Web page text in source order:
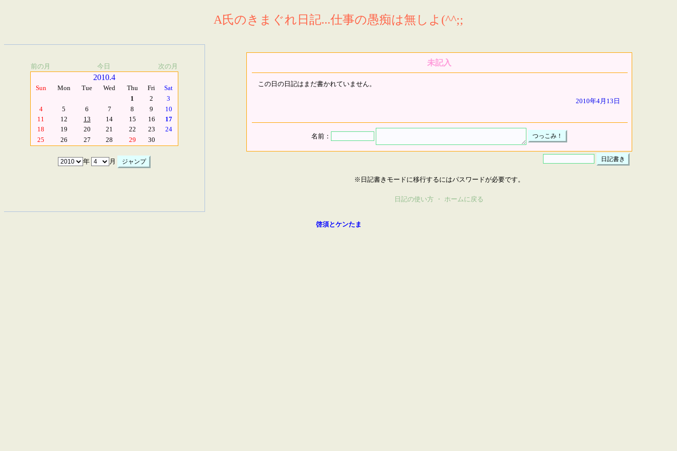
A氏のきまぐれ日記...仕事の愚痴は無しよ(^^;;
前の月 今日 次の月
2010.4
Sun Mon Tue Wed Thu Fri
Sat
1
2
3
4
5 6 7 8 9
10
11
12 13 14 15 16
17
18
19 20 21 22 23
24
25
26 27 28 29 30
年 月
未記入
この日の日記はまだ書かれていません。
2010年4月13日
名前：
※日記書きモードに移行するにはパスワードが必要です。
日記の使い方 ・ ホームに戻る
啓須とケンたま